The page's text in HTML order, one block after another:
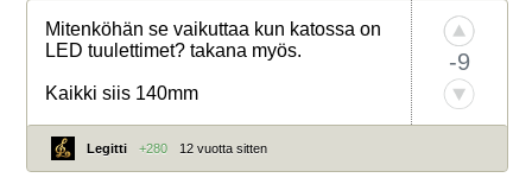
Mitenköhän se vaikuttaa kun katossa on
LED tuulettimet? takana myös.
Kaikki siis 140mm
-9
Legitti +280 12 vuotta sitten